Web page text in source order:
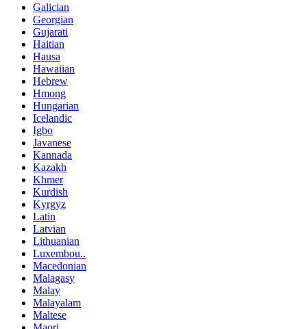
Galician
Georgian
Gujarati
Haitian
Hausa
Hawaiian
Hebrew
Hmong
Hungarian
Icelandic
Igbo
Javanese
Kannada
Kazakh
Khmer
Kurdish
Kyrgyz
Latin
Latvian
Lithuanian
Luxembou..
Macedonian
Malagasy
Malay
Malayalam
Maltese